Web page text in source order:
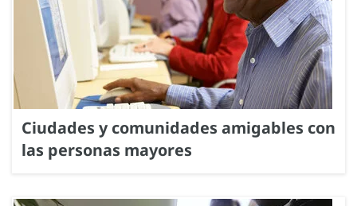
Ciudades y comunidades amigables con
las personas mayores